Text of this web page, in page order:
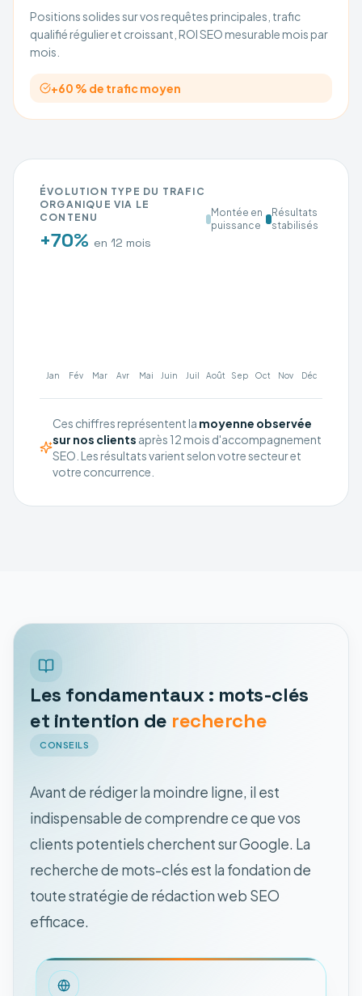
Positions solides sur vos requêtes principales, trafic
qualifié régulier et croissant, ROI SEO mesurable mois par
mois.
+60 % de trafic moyen
ÉVOLUTION TYPE DU TRAFIC
ORGANIQUE VIA LE
CONTENU
+70% en 12 mois
Montée en
puissance
Résultats
stabilisés
Jan Fév Mar Avr Mai Juin Juil Août Sep Oct Nov Déc
Ces chiffres représentent la moyenne observée
sur nos clients après 12 mois d'accompagnement
SEO. Les résultats varient selon votre secteur et
votre concurrence.
Les fondamentaux : mots-clés
et intention de recherche
CONSEILS
Avant de rédiger la moindre ligne, il est
indispensable de comprendre ce que vos
clients potentiels cherchent sur Google. La
recherche de mots-clés est la fondation de
toute stratégie de rédaction web SEO
efficace.